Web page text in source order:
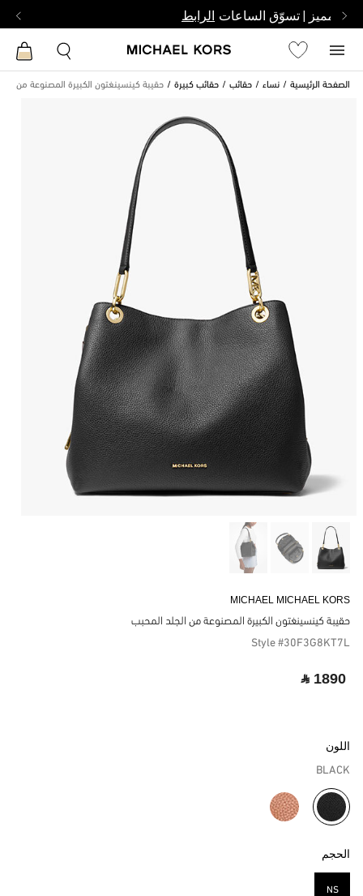
مميز | تسوّق الساعات الرابط
الصفحة الرئيسية نساء حقائب حقائب كبيرة حقيبة كينسينغتون الكبيرة المصنوعة من
MICHAEL MICHAEL KORS
حقيبة كينسينغتون الكبيرة المصنوعة من الجلد المحبب
Style #30F3G8KT7L
‎ ⃁ 1890 ‎
اللون
BLACK
مختار
الحجم
NS